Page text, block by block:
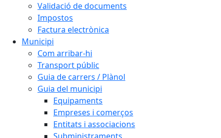
Validació de documents
Impostos
Factura electrònica
Municipi
Com arribar-hi
Transport públic
Guia de carrers / Plànol
Guia del municipi
Equipaments
Empreses i comerços
Entitats i associacions